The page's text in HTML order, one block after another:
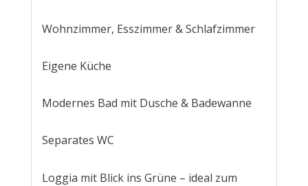
Wohnzimmer, Esszimmer & Schlafzimmer
Eigene Küche
Modernes Bad mit Dusche & Badewanne
Separates WC
Loggia mit Blick ins Grüne – ideal zum